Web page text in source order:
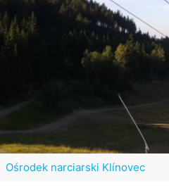
Ośrodek narciarski Klínovec